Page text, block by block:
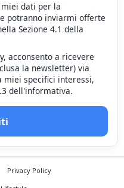
dati per la
potranno inviarmi offerte
Sezione 4.1 della
acconsento a ricevere
la newsletter) via
miei specifici interessi,
dell'informativa.
Privacy Policy